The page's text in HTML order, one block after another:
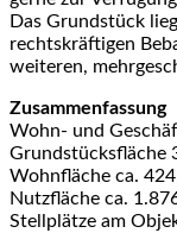
Das Grundstück
rechtskräftigen
weiteren,
Zusammenfassung
Wohn- und
Grundstücksfläche
Wohnfläche ca.
Nutzfläche ca.
Stellplätze am